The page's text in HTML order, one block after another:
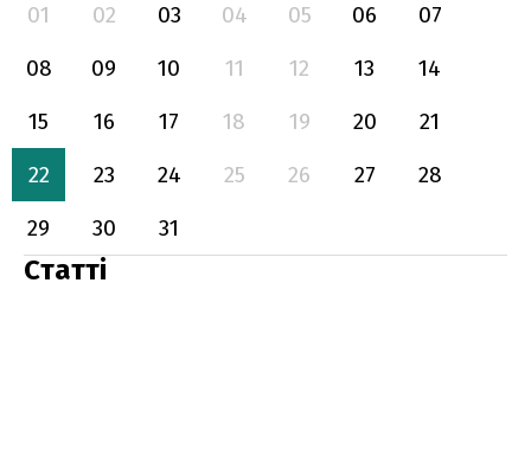
01
02 03 04 05 06
07
08
09 10 11 12 13
14
15
16 17 18 19 20
21
22
23 24 25 26 27
28
29
30 31
Статті